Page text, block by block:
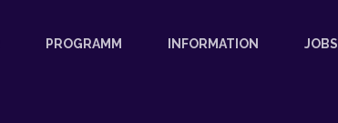
PROGRAMM INFORMATION JOBS